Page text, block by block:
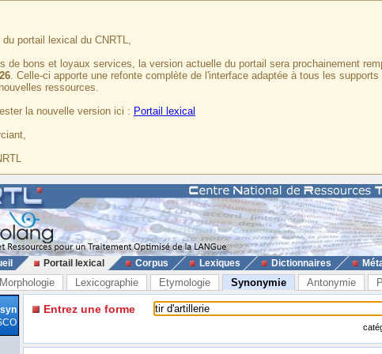
portail lexical du CNRTL,
de bons et loyaux services, la version actuelle du portail sera prochainement
. Celle-ci apporte une refonte complète de l'interface adaptée à tous les
ressources.
la nouvelle version ici : Portail lexical
Portail lexical Corpus Lexiques Dictionnaires
Morphologie Lexicographie Etymologie Synonymie Antonymie
Entrez une forme